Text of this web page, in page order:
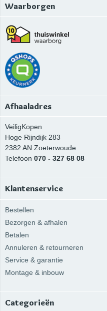
Waarborgen
Afhaaladres
VeiligKopen
Hoge Rijndijk 283
2382 AN Zoeterwoude
Telefoon 070 - 327 68 08
Klantenservice
Bestellen
Bezorgen & afhalen
Betalen
Annuleren & retourneren
Service & garantie
Montage & inbouw
Categorieën